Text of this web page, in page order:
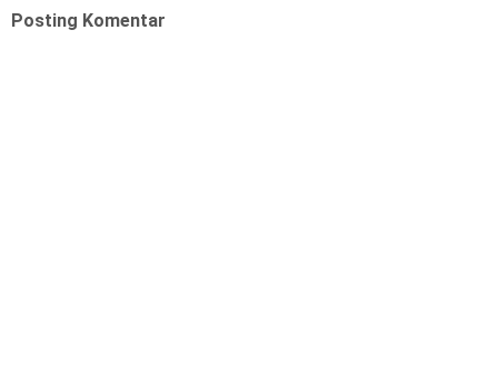
Posting Komentar